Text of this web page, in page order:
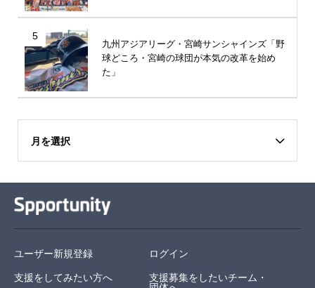
5
九州アジアリーグ・宮崎サンシャインズ「野
球どころ・宮崎の球団が本気の改革を始め
た」
月を選択
ユーザー新規登録 ログイン
支援をしてみたい方へ
支援募集をしたいチーム・